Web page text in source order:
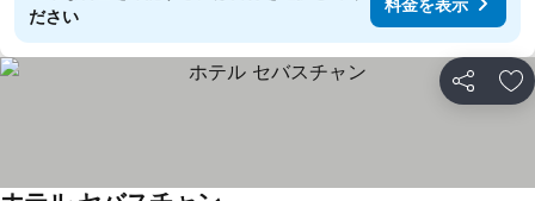
ださい
シェア お